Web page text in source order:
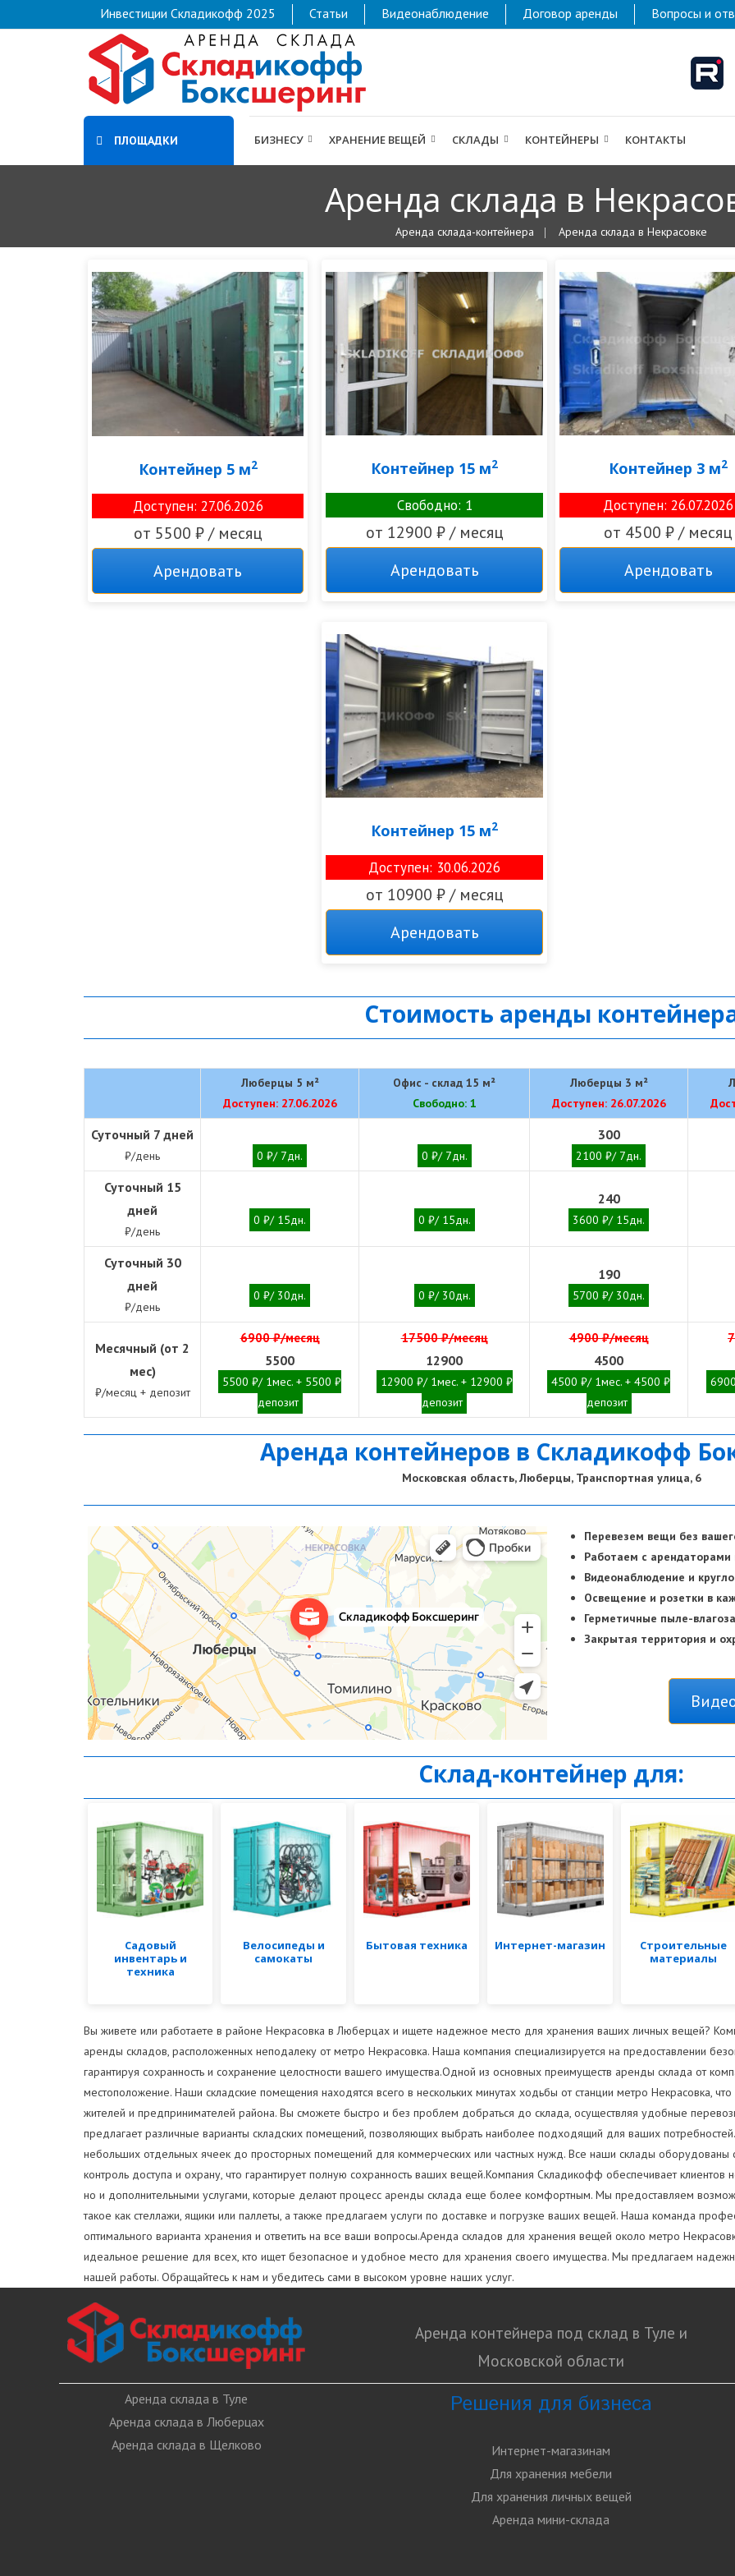
Инвестиции Складикофф 2025 Статьи Видеонаблюдение Договор аренды Вопросы и
ПЛОЩАДКИ БИЗНЕСУ ХРАНЕНИЕ ВЕЩЕЙ СКЛАДЫ КОНТЕЙНЕРЫ КОНТАКТЫ
Аренда склада в
Аренда склада-контейнера Аренда склада в Некрасовке
Контейнер 5 м2
Доступен: 27.06.2026
от 5500 ₽ / месяц
Арендовать
Контейнер 15 м2
Свободно: 1
от 12900 ₽ / месяц
Арендовать
Контейнер 3 м2
Доступен: 26.07.2026
от 4500 ₽ / месяц
Арендовать
Контейнер 15 м2
Доступен: 30.06.2026
от 10900 ₽ / месяц
Арендовать
Стоимость аренды
Люберцы 5 м²
Доступен: 27.06.2026
Офис - склад 15 м²
Свободно: 1
Люберцы 3 м²
Доступен: 26.07.2026
Суточный 7 дней
₽/день 0 ₽/ 7дн. 0 ₽/ 7дн.
300
2100 ₽/ 7дн.
Суточный 15
дней
₽/день
0 ₽/ 15дн. 0 ₽/ 15дн.
240
3600 ₽/ 15дн.
Суточный 30
дней
₽/день
0 ₽/ 30дн. 0 ₽/ 30дн.
190
5700 ₽/ 30дн.
Месячный (от 2
мес)
₽/месяц + депозит
6900 ₽/месяц
5500
5500 ₽/ 1мес. + 5500 ₽
депозит
17500 ₽/месяц
12900
12900 ₽/ 1мес. + 12900 ₽
депозит
4900 ₽/месяц
4500
4500 ₽/ 1мес. + 4500 ₽
депозит
Аренда контейнеров в Складикофф
Московская область, Люберцы, Транспортная улица, 6
Перевезем вещи без
Работаем с
Видеонаблюдение и
Освещение и розетки в
Герметичные пыле-
Закрытая территория и
Склад-контейнер для:
Садовый
инвентарь и
техника
Велосипеды и
самокаты
Бытовая техника Интернет-магазин
Строительные
материалы
Вы живете или работаете в районе Некрасовка в Люберцах и ищете надежное место для хранения ваших личных вещей?
аренды складов, расположенных неподалеку от метро Некрасовка. Наша компания специализируется на предоставлении
гарантируя сохранность и сохранение целостности вашего имущества.Одной из основных преимуществ аренды склада от
местоположение. Наши складские помещения находятся всего в нескольких минутах ходьбы от станции метро Некрасовка,
жителей и предпринимателей района. Вы сможете быстро и без проблем добраться до склада, осуществляя удобные
предлагает различные варианты складских помещений, позволяющих выбрать наиболее подходящий для ваших
небольших отдельных ячеек до просторных помещений для коммерческих или частных нужд. Все наши склады оборудованы
контроль доступа и охрану, что гарантирует полную сохранность ваших вещей.Компания Складикофф обеспечивает
но и дополнительными услугами, которые делают процесс аренды склада еще более комфортным. Мы предоставляем
такое как стеллажи, ящики или паллеты, а также предлагаем услуги по доставке и погрузке ваших вещей. Наша команда
оптимального варианта хранения и ответить на все ваши вопросы.Аренда складов для хранения вещей около метро
идеальное решение для всех, кто ищет безопасное и удобное место для хранения своего имущества. Мы предлагаем
нашей работы. Обращайтесь к нам и убедитесь сами в высоком уровне наших услуг.
Аренда контейнера под склад в Туле и
Московской области
Аренда склада в Туле
Аренда склада в Люберцах
Аренда склада в Щелково
Решения для бизнеса
Интернет-магазинам
Для хранения мебели
Для хранения личных вещей
Аренда мини-склада